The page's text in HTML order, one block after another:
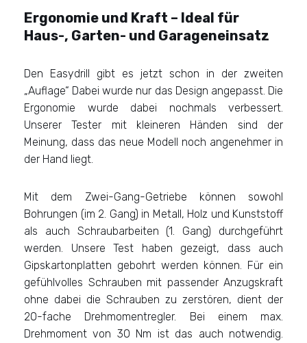
Ergonomie und Kraft – Ideal für
Haus-, Garten- und Garageneinsatz
Den Easydrill gibt es jetzt schon in der zweiten
„Auflage“ Dabei wurde nur das Design angepasst. Die
Ergonomie wurde dabei nochmals verbessert.
Unserer Tester mit kleineren Händen sind der
Meinung, dass das neue Modell noch angenehmer in
der Hand liegt.
Mit dem Zwei-Gang-Getriebe können sowohl
Bohrungen (im 2. Gang) in Metall, Holz und Kunststoff
als auch Schraubarbeiten (1. Gang) durchgeführt
werden. Unsere Test haben gezeigt, dass auch
Gipskartonplatten gebohrt werden können. Für ein
gefühlvolles Schrauben mit passender Anzugskraft
ohne dabei die Schrauben zu zerstören, dient der
20-fache Drehmomentregler. Bei einem max.
Drehmoment von 30 Nm ist das auch notwendig.